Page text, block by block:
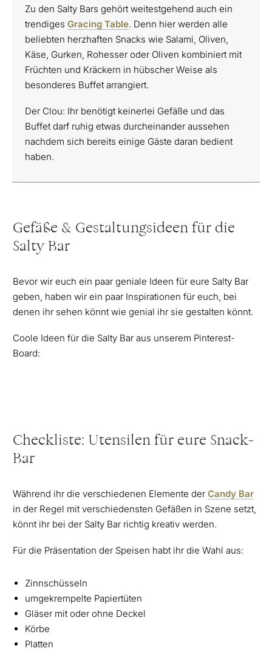
Zu den Salty Bars gehört weitestgehend auch ein
trendiges Gracing Table. Denn hier werden alle
beliebten herzhaften Snacks wie Salami, Oliven,
Käse, Gurken, Rohesser oder Oliven kombiniert mit
Früchten und Kräckern in hübscher Weise als
besonderes Buffet arrangiert.
Der Clou: Ihr benötigt keinerlei Gefäße und das
Buffet darf ruhig etwas durcheinander aussehen
nachdem sich bereits einige Gäste daran bedient
haben.
Gefäße & Gestaltungsideen für die
Salty Bar
Bevor wir euch ein paar geniale Ideen für eure Salty Bar
geben, haben wir ein paar Inspirationen für euch, bei
denen ihr sehen könnt wie genial ihr sie gestalten könnt.
Coole Ideen für die Salty Bar aus unserem Pinterest-
Board:
Checkliste: Utensilen für eure Snack-
Bar
Während ihr die verschiedenen Elemente der Candy Bar
in der Regel mit verschiedensten Gefäßen in Szene setzt,
könnt ihr bei der Salty Bar richtig kreativ werden.
Für die Präsentation der Speisen habt ihr die Wahl aus:
Zinnschüsseln
umgekrempelte Papiertüten
Gläser mit oder ohne Deckel
Körbe
Platten